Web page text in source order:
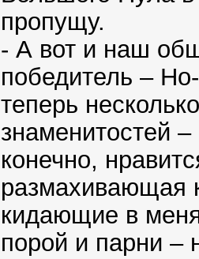
пропущу.
- А вот и наш
победитель –
теперь
знаменитостей
конечно,
размахивающая
кидающие в
порой и парни –